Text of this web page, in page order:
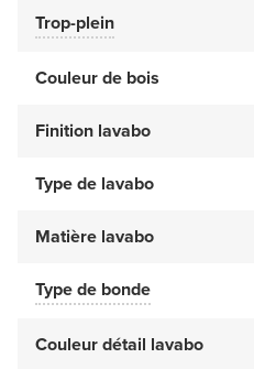
Trop-plein
Couleur de bois
Finition lavabo
Type de lavabo
Matière lavabo
Type de bonde
Couleur détail lavabo